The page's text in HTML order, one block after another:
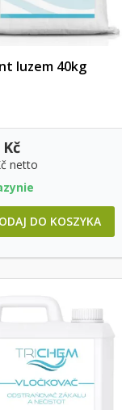
luzem 40kg
netto
DO KOSZYKA